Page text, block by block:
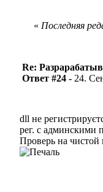
« Последняя
Re:
Ответ #24 - 24.
dll не
рег. с админскими
Проверь на